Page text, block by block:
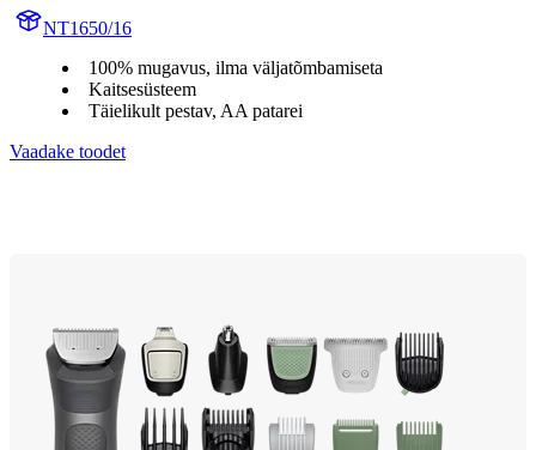
NT1650/16
100% mugavus, ilma väljatõmbamiseta
Kaitsesüsteem
Täielikult pestav, AA patarei
Vaadake toodet